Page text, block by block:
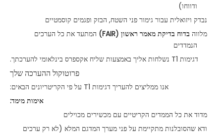
ודווחו)
נבדק ויזואלית עבור גימור פני השטח, הבזק ופגמים קוסמטיים
מלווהבדוח בדיקת מאמר ראשון (FAIR)
המתעד את כל הערכים
הנמדדים
דגימות T1 נשלחות אליך באמצעות שליח אקספרס בינלאומי להערכתך.
פרוטוקול ההערכה שלך
אנו ממליצים להעריך דגימות T1 על פי הקריטריונים הבאים:
אימות מימד:
מדוד את כל הממדים הקריטיים עם מכשירים מכוילים
ודא שהסובלנות מתקיימת על פני מערך המדגם המלא (לא רק ערכים